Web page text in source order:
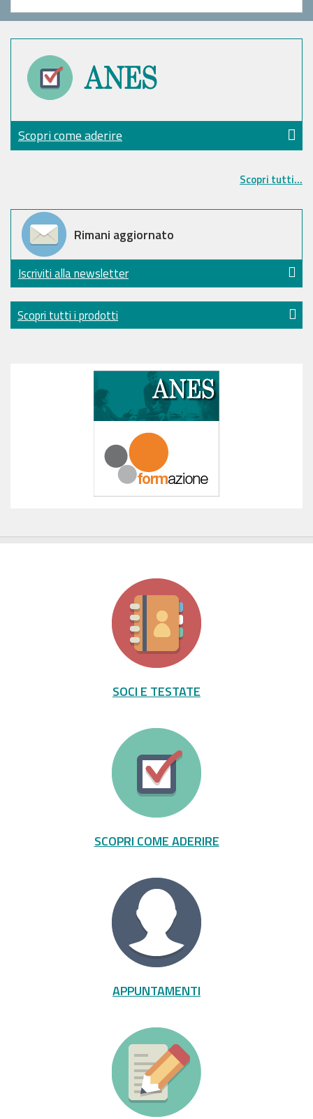
Scopri come aderire
Scopri tutti...
Rimani aggiornato
Iscriviti alla newsletter
Scopri tutti i prodotti
SOCI E TESTATE
SCOPRI COME ADERIRE
APPUNTAMENTI